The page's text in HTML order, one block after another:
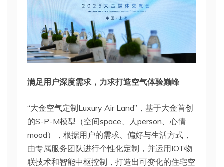
满足用户深度需求，力求打造空气体验巅峰
“大金空气定制Luxury Air Land”，基于大金首创
的S-P-M模型（空间space、人person、心情
mood），根据用户的需求、偏好与生活方式，
由专属服务团队进行个性化定制，并运用IOT物
联技术和智能中枢控制，打造出可变化的住宅空